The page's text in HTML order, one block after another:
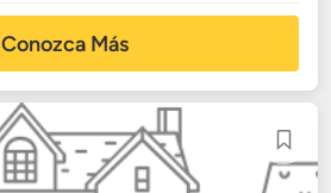
Conozca Más